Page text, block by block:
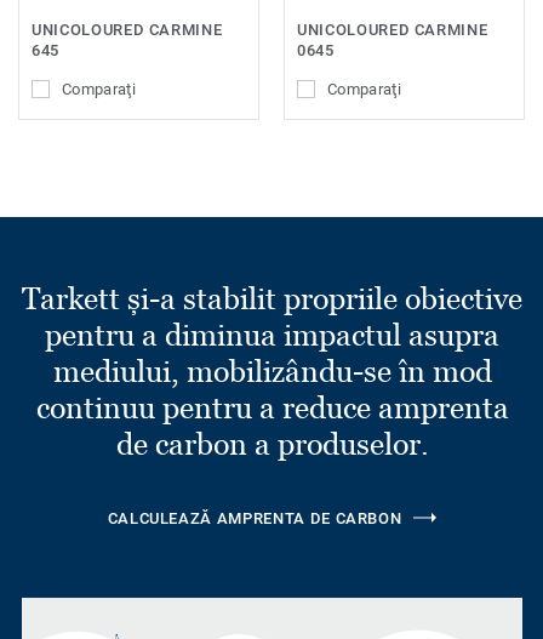
UNICOLOURED CARMINE
645
Comparaţi
UNICOLOURED CARMINE
0645
Comparaţi
Tarkett și-a stabilit propriile obiective
pentru a diminua impactul asupra
mediului, mobilizându-se în mod
continuu pentru a reduce amprenta
de carbon a produselor.
CALCULEAZĂ AMPRENTA DE CARBON